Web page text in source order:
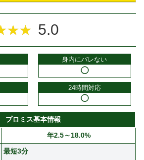
5.0
身内にバレない
◯
24時間対応
◯
プロミス基本情報
年2.5～18.0%
最短3分